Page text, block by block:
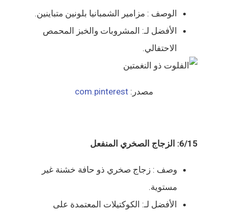
الوصف : مزامير الشمبانيا بلونين متباينين.
الأفضل لـ: المشروبات والخبز المحمص
الاحتفالي.
مصدر: com.pinterest
6/15: الزجاج الصخري المنفعل
وصف : زجاج صخري ذو حافة خشنة غير
مستوية.
الأفضل لـ: الكوكتيلات المعتمدة على